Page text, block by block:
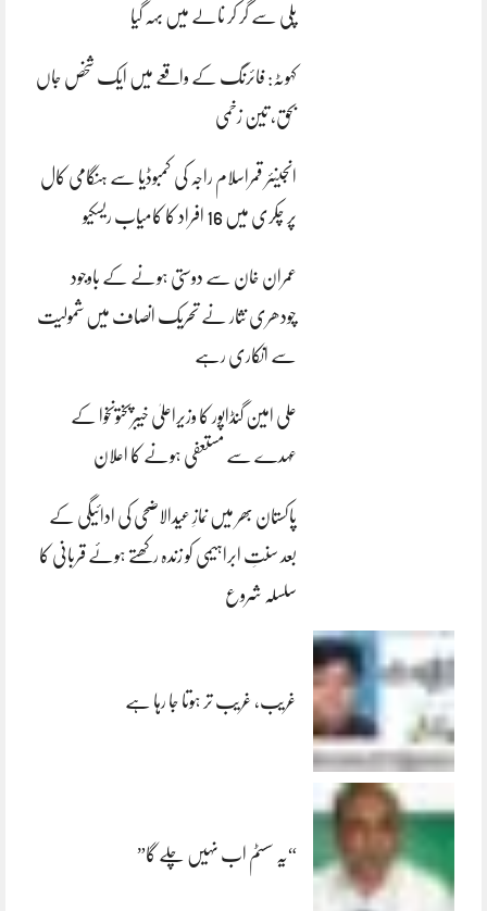
پلی سے گر کر نالے میں بہہ گیا
کہوٹہ: فائرنگ کے واقعے میں ایک شخص جاں
بحق، تین زخمی
انجینئر قمراسلام راجہ کی کمبوڈیا سے ہنگامی کال
پر چکری میں 16 افراد کا کامیاب ریسکیو
عمران خان سے دوستی ہونے کے باوجود
چودھری نثار نے تحریک انصاف میں شمولیت
سے انکاری رہے
علی امین گنڈاپور کا وزیراعلیٰ خیبرپختونخوا کے
عہدے سے مستعفی ہونے کا اعلان
پاکستان بھر میں نمازِ عیدالاضحی کی ادائیگی کے
بعد سنتِ ابراہیمی کو زندہ رکھتے ہوئے قربانی کا
سلسلہ شروع
غریب، غریب تر ہوتا جا رہا ہے
“یہ سسٹم اب نہیں چلے گا”